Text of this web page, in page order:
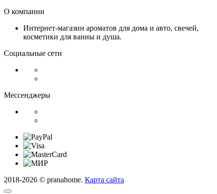
О компании
Интернет-магазин ароматов для дома и авто, свечей,
косметики для ванны и душа.
Социальные сети
Мессенджеры
2018-2026 © pranahome. Карта сайта